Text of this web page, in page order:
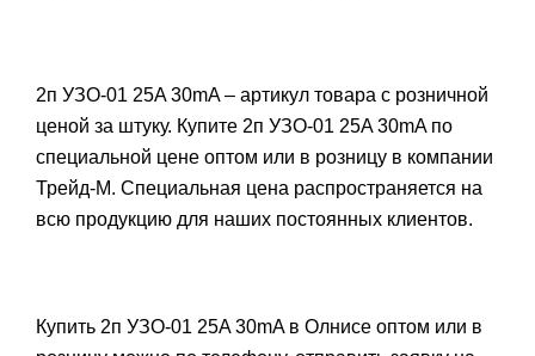
2п УЗО-01 25A 30mA – артикул товара с розничной
ценой за штуку. Купите 2п УЗО-01 25A 30mA по
специальной цене оптом или в розницу в компании
Трейд-М. Специальная цена распространяется на
всю продукцию для наших постоянных клиентов.
Купить 2п УЗО-01 25A 30mA в Олнисе оптом или в